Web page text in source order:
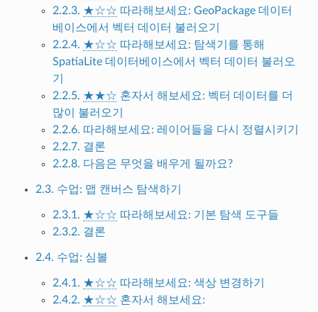
2.2.3. ★☆☆ 따라해보세요: GeoPackage 데이터
베이스에서 벡터 데이터 불러오기
2.2.4. ★☆☆ 따라해보세요: 탐색기를 통해
SpatiaLite 데이터베이스에서 벡터 데이터 불러오
기
2.2.5. ★★☆ 혼자서 해보세요: 벡터 데이터를 더
많이 불러오기
2.2.6. 따라해보세요: 레이어들을 다시 정렬시키기
2.2.7. 결론
2.2.8. 다음은 무엇을 배우게 될까요?
2.3. 수업: 맵 캔버스 탐색하기
2.3.1. ★☆☆ 따라해보세요: 기본 탐색 도구들
2.3.2. 결론
2.4. 수업: 심볼
2.4.1. ★☆☆ 따라해보세요: 색상 변경하기
2.4.2. ★☆☆ 혼자서 해보세요: